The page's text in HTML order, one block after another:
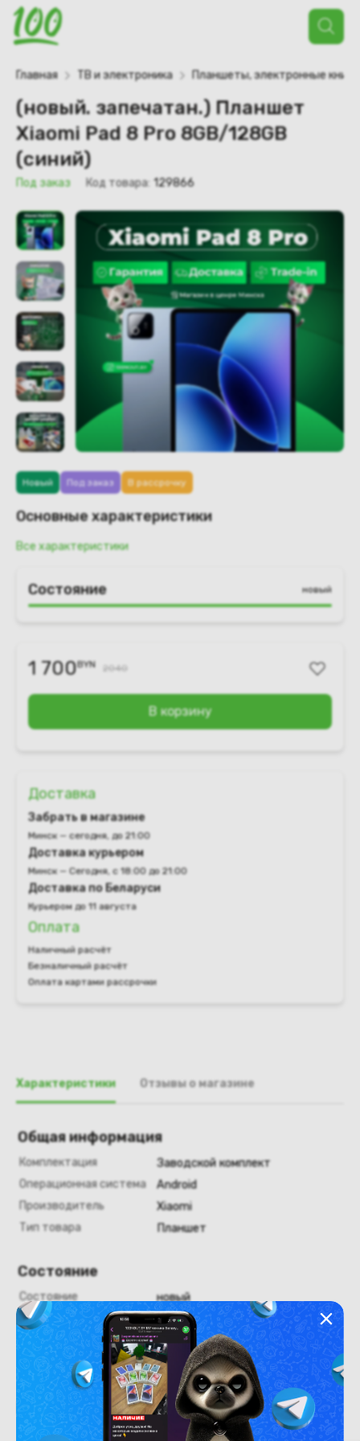
Поиск
товаров
Главная ТВ и электроника Планшеты, электронные книги
(новый. запечатан.) Планшет
Xiaomi Pad 8 Pro 8GB/128GB
(синий)
Под заказ Код товара: 129866
Новый Под заказ В рассрочку
Основные характеристики
Все характеристики
Состояние новый
1 700BYN 2040
В корзину
Доставка
Забрать в магазине
Минск — сегодня, до 21:00
Доставка курьером
Минск — Сегодня, с 18:00 до 21:00
Доставка по Беларуси
Курьером до 11 августа
Оплата
Наличный расчёт
Безналичный расчёт
Оплата картами рассрочки
Характеристики Отзывы о магазине
Общая информация
Комплектация
Заводской комплект
Операционная система
Android
Производитель
Xiaomi
Тип товара
Планшет
Состояние
Состояние новый
Похожие товары